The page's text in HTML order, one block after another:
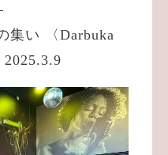
集い 〈Darbuka